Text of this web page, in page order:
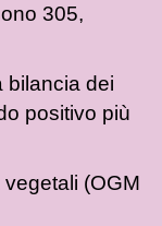
305,
bilancia dei
positivo più
(OGM